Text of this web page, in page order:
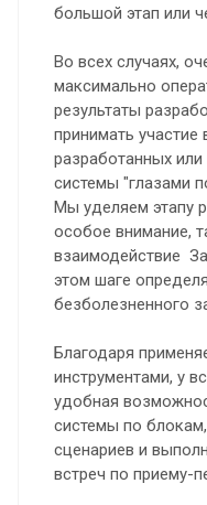
большой этап или
Во всех случаях,
максимально
результаты
принимать участие
разработанных
системы "глазами
Мы уделяем этапу
особое внимание,
взаимодействие
этом шаге
безболезненного
Благодаря
инструментами, у
удобная
системы по
сценариев и
встреч по приему-